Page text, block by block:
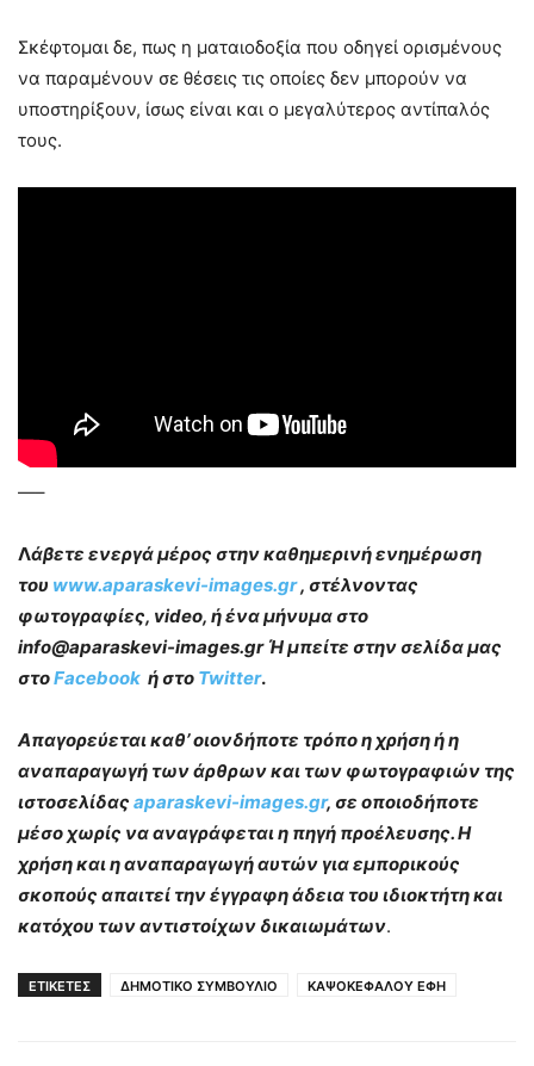
Σκέφτομαι δε, πως η ματαιοδοξία που οδηγεί ορισμένους
να παραμένουν σε θέσεις τις οποίες δεν μπορούν να
υποστηρίξουν, ίσως είναι και ο μεγαλύτερος αντίπαλός
τους.
—–
Λάβετε ενεργά μέρος στην καθημερινή ενημέρωση
του www.aparaskevi-images.gr, στέλνοντας
φωτογραφίες, video, ή ένα μήνυμα στο
info@aparaskevi-images.gr Ή μπείτε στην σελίδα μας
στοFacebook ή στο Twitter.
Απαγορεύεται καθ’ οιονδήποτε τρόπο η χρήση ή η
αναπαραγωγή των άρθρων και των φωτογραφιών της
ιστοσελίδας aparaskevi-images.gr, σε οποιοδήποτε
μέσο χωρίς να αναγράφεται η πηγή προέλευσης. Η
χρήση και η αναπαραγωγή αυτών για εμπορικούς
σκοπούς απαιτεί την έγγραφη άδεια του ιδιοκτήτη και
κατόχου των αντιστοίχων δικαιωμάτων.
ΕΤΙΚΕΤΕΣ ΔΗΜΟΤΙΚΟ ΣΥΜΒΟΥΛΙΟ ΚΑΨΟΚΕΦΑΛΟΥ ΕΦΗ